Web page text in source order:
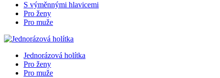
S výměnnými hlavicemi
Pro ženy
Pro muže
Jednorázová holítka
Pro ženy
Pro muže